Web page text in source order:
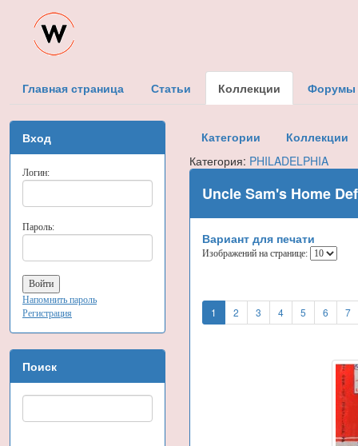
Главная страница Статьи Коллекции Форумы
Вход
Логин:
Пароль:
Напомнить пароль
Регистрация
Поиск
Категории
Коллекции
Категория: PHILADELPHIA
Uncle Sam's Home
Вариант для печати
Изображений на странице:
1 2 3 4 5 6 7